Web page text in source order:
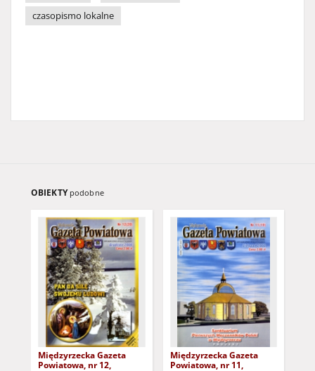
czasopismo lokalne
OBIEKTY podobne
Międzyrzecka Gazeta
Powiatowa, nr 12,
Międzyrzecka Gazeta
Powiatowa, nr 11,